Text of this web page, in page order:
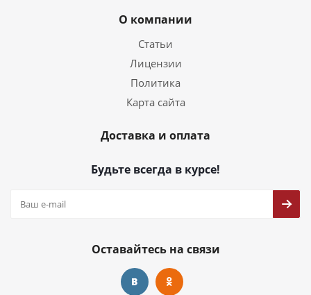
О компании
Статьи
Лицензии
Политика
Карта сайта
Доставка и оплата
Будьте всегда в курсе!
Оставайтесь на связи